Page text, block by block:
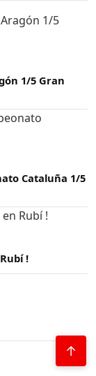
1/5 Gran
Cataluña 1/5
!
↑